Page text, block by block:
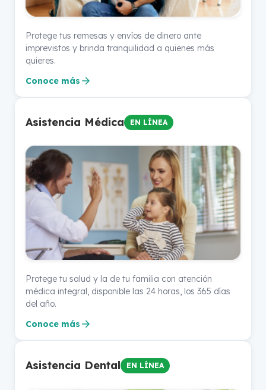
Protege tus remesas y envíos de dinero ante
imprevistos y brinda tranquilidad a quienes más
quieres.
Conoce más
Asistencia Médica EN LÍNEA
Protege tu salud y la de tu familia con atención
médica integral, disponible las 24 horas, los 365 días
del año.
Conoce más
Asistencia Dental EN LÍNEA